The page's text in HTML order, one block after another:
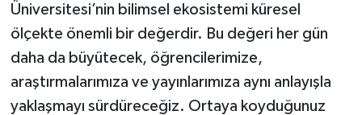
Üniversitesi’nin bilimsel ekosistemi küresel
ölçekte önemli bir değerdir. Bu değeri her gün
daha da büyütecek, öğrencilerimize,
araştırmalarımıza ve yayınlarımıza aynı anlayışla
yaklaşmayı sürdüreceğiz. Ortaya koyduğunuz